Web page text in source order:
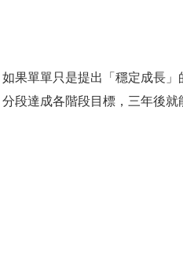
單單只是提出「穩定成長」
段達成各階段目標，三年後就